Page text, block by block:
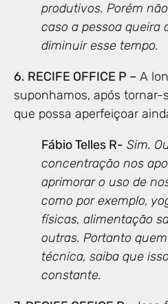
produtivos. Porém
caso a pessoa queira
diminuir esse tempo.
6. RECIFE OFFICE P – A
suponhamos, após tornar-
que possa aperfeiçoar
Fábio Telles R- Sim.
concentração nos
aprimorar o uso de
como por exemplo,
físicas, alimentação
outras. Portanto
técnica, saiba que
constante.